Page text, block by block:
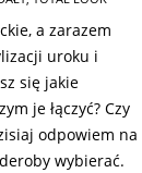
a zarazem
uroku i
się jakie
je łączyć? Czy
odpowiem na
wybierać.